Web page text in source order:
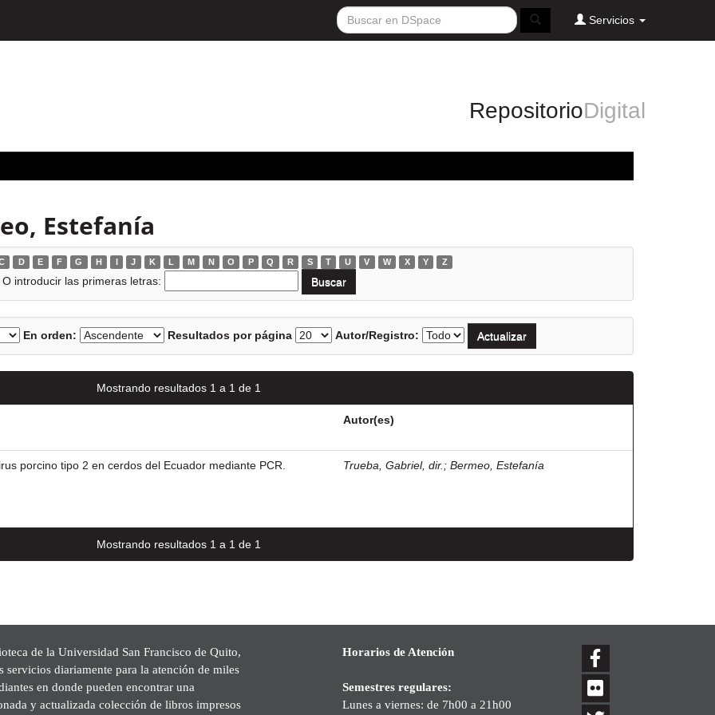
Servicios
RepositorioDigital
Estefanía
D E F G H I J K L M N O P Q R S T U V W X Y Z
O introducir las primeras letras:
En orden: Resultados por página Autor/Registro:
Mostrando resultados 1 a 1 de 1
Autor(es)
porcino tipo 2 en cerdos del Ecuador mediante PCR. Trueba, Gabriel, dir. ; Bermeo, Estefanía
Mostrando resultados 1 a 1 de 1
de la Universidad San Francisco de Quito,
servicios diariamente para la atención de miles
en donde pueden encontrar una
y actualizada colección de libros impresos
Horarios de Atención
Semestres regulares:
Lunes a viernes: de 7h00 a 21h00